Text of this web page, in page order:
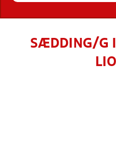
SÆDDING/G